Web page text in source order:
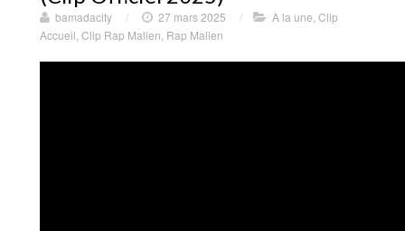
bamadacity / 27 mars 2025 / À la une Clip
Accueil Clip Rap Malien Rap Malien